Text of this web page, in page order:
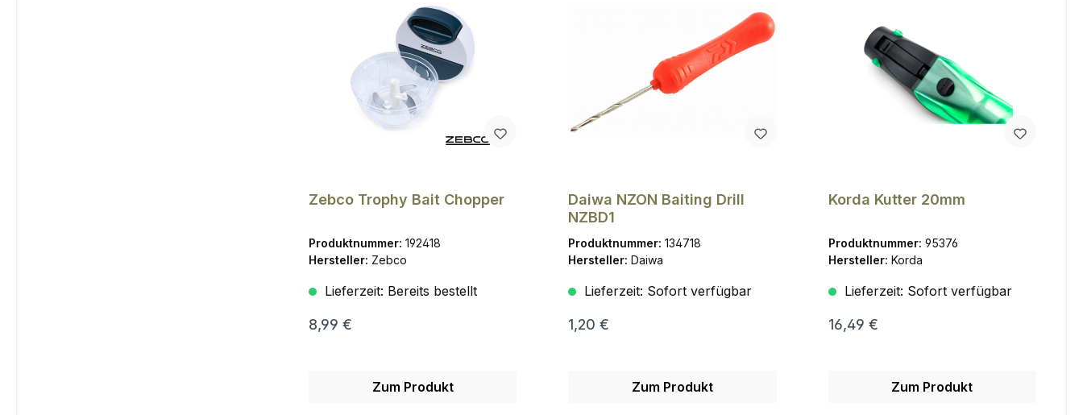
Zebco Trophy Bait Chopper
Produktnummer: 192418
Hersteller: Zebco
Lieferzeit: Bereits bestellt
8,99 €
Zum Produkt
Daiwa NZON Baiting Drill
NZBD1
Produktnummer:134718
Hersteller:Daiwa
Lieferzeit: Sofort verfügbar
1,20 €
Zum Produkt
Korda Kutter 20mm
Produktnummer: 95376
Hersteller: Korda
Lieferzeit: Sofort verfügbar
16,49 €
Zum Produkt